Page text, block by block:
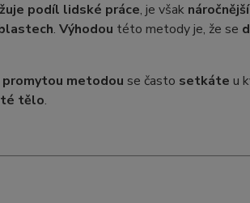
podíl lidské práce, je však
. Výhodou této metody je, že se
promytou metodou se často setkáte u
tělo.